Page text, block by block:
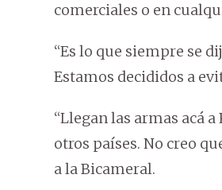
comerciales o en
“Es lo que siempre se
Estamos decididos a
“Llegan las armas acá
otros países. No creo
a la Bicameral.